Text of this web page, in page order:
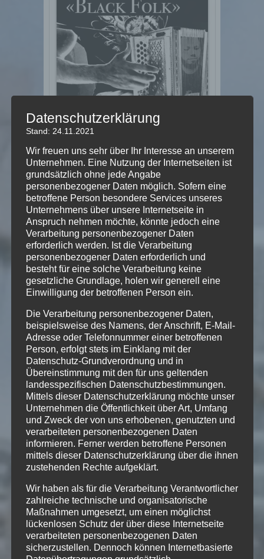
«Black Folk» (Marcel Oetiker, 2021) ist
die neue Single mit dem gleichnamigen
Stück für Standard Schwyzerörgeli und
Metal Band:
…
21
DEZ.
«round table»
Datenschutzerklärung
Stand: 24.11.2021
Wir freuen uns sehr über Ihr Interesse an unserem
Unternehmen. Eine Nutzung der Internetseiten ist
grundsätzlich ohne jede Angabe
personenbezogener Daten möglich. Sofern eine
betroffene Person besondere Services unseres
Unternehmens über unsere Internetseite in
Anspruch nehmen möchte, könnte jedoch eine
Verarbeitung personenbezogener Daten
erforderlich werden. Ist die Verarbeitung
personenbezogener Daten erforderlich und
besteht für eine solche Verarbeitung keine
gesetzliche Grundlage, holen wir generell eine
Einwilligung der betroffenen Person ein.
Die Verarbeitung personenbezogener Daten,
beispielsweise des Namens, der Anschrift, E-Mail-
Adresse oder Telefonnummer einer betroffenen
Person, erfolgt stets im Einklang mit der
Datenschutz-Grundverordnung und in
Übereinstimmung mit den für uns geltenden
landesspezifischen Datenschutzbestimmungen.
Mittels dieser Datenschutzerklärung möchte unser
Unternehmen die Öffentlichkeit über Art, Umfang
und Zweck der von uns erhobenen, genutzten und
verarbeiteten personenbezogenen Daten
informieren. Ferner werden betroffene Personen
mittels dieser Datenschutzerklärung über die ihnen
zustehenden Rechte aufgeklärt.
Wir haben als für die Verarbeitung Verantwortlicher
zahlreiche technische und organisatorische
Maßnahmen umgesetzt, um einen möglichst
lückenlosen Schutz der über diese Internetseite
verarbeiteten personenbezogenen Daten
sicherzustellen. Dennoch können Internetbasierte